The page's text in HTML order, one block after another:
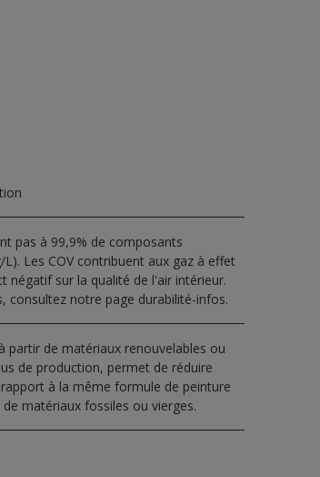
pas à 99,9% de composants
Les COV contribuent aux gaz à effet
négatif sur la qualité de l'air intérieur.
consultez notre page durabilité-infos.
partir de matériaux renouvelables ou
de production, permet de réduire
à la même formule de peinture
matériaux fossiles ou vierges.